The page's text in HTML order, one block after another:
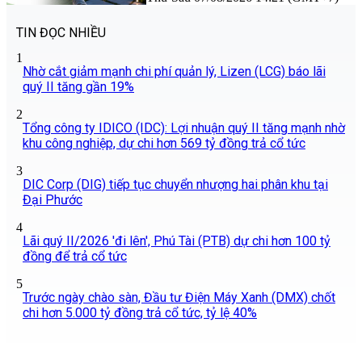
TIN ĐỌC NHIỀU
1
Nhờ cắt giảm mạnh chi phí quản lý, Lizen (LCG) báo lãi
quý II tăng gần 19%
2
Tổng công ty IDICO (IDC): Lợi nhuận quý II tăng mạnh nhờ
khu công nghiệp, dự chi hơn 569 tỷ đồng trả cổ tức
3
DIC Corp (DIG) tiếp tục chuyển nhượng hai phân khu tại
Đại Phước
4
Lãi quý II/2026 'đi lên', Phú Tài (PTB) dự chi hơn 100 tỷ
đồng để trả cổ tức
5
Trước ngày chào sàn, Đầu tư Điện Máy Xanh (DMX) chốt
chi hơn 5.000 tỷ đồng trả cổ tức, tỷ lệ 40%